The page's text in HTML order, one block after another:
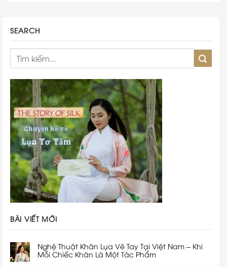
SEARCH
BÀI VIẾT MỚI
Nghệ Thuật Khăn Lụa Vẽ Tay Tại Việt Nam – Khi
Mỗi Chiếc Khăn Là Một Tác Phẩm